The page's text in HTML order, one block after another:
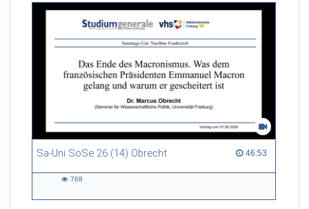
Sa-Uni SoSe 26 (14) Obrecht 46:53
46:53 duration
768